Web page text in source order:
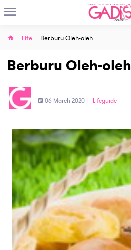
Life Berburu Oleh-oleh
Berburu Oleh-oleh
06 March 2020 Lifeguide